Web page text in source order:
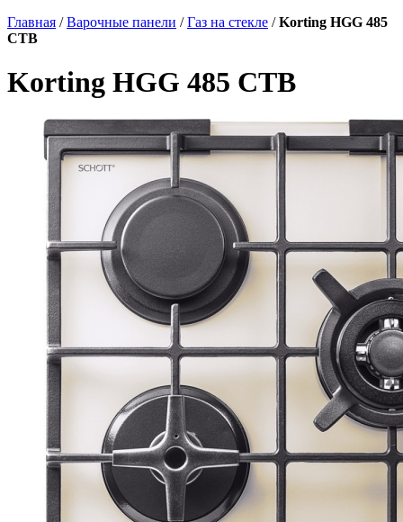
Главная /Варочные панели /Газ на стекле /Korting HGG 485
CTB
Korting HGG 485 CTB